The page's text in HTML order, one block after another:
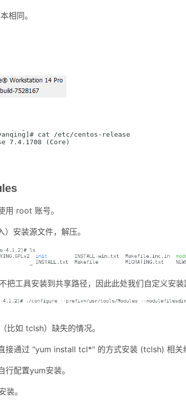
相同。
用 root 账号。
）安装源文件，解压。
把工具安装到共享路径，因此此处我们自定义安装
比如 tclsh）缺失的情况。
接通过 "yum install tcl*" 的方式安装 (tclsh) 相关
行配置yum安装。
装。